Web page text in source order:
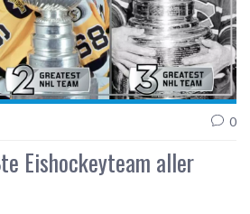
0
Eishockeyteam aller